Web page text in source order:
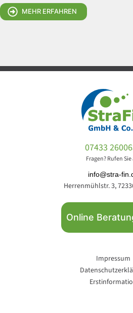
MEHR ERFAHREN
07433
Fragen? Rufen
info@stra-
Herrenmühlstr. 3,
Online
Impressum